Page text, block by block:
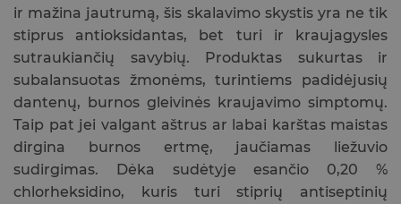
ir mažina jautrumą, šis skalavimo skystis yra ne tik
stiprus antioksidantas, bet turi ir kraujagysles
sutraukiančių savybių. Produktas sukurtas ir
subalansuotas žmonėms, turintiems padidėjusių
dantenų, burnos gleivinės kraujavimo simptomų.
Taip pat jei valgant aštrus ar labai karštas maistas
dirgina burnos ertmę, jaučiamas liežuvio
sudirgimas. Dėka sudėtyje esančio 0,20 %
chlorheksidino, kuris turi stiprių antiseptinių